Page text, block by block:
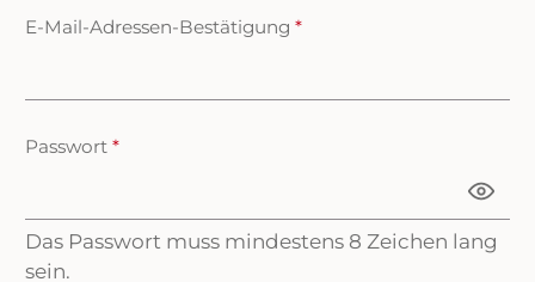
E-Mail-Adressen-Bestätigung *
Passwort *
Das Passwort muss mindestens 8 Zeichen lang
sein.